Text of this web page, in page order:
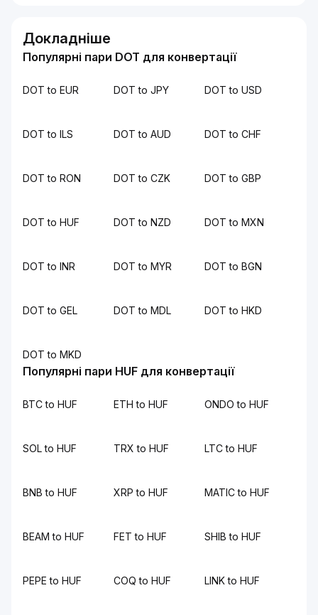
Докладніше
Популярні пари DOT для конвертації
DOT to EUR DOT to JPY DOT to USD
DOT to ILS DOT to AUD DOT to CHF
DOT to RON DOT to CZK DOT to GBP
DOT to HUF DOT to NZD DOT to MXN
DOT to INR DOT to MYR DOT to BGN
DOT to GEL DOT to MDL DOT to HKD
DOT to MKD
Популярні пари HUF для конвертації
BTC to HUF ETH to HUF ONDO to HUF
SOL to HUF TRX to HUF LTC to HUF
BNB to HUF XRP to HUF MATIC to HUF
BEAM to HUF FET to HUF SHIB to HUF
PEPE to HUF COQ to HUF LINK to HUF